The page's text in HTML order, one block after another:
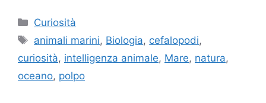
Categorie
Curiosità
Tag
animali marini, Biologia, cefalopodi,
curiosità, intelligenza animale, Mare, natura,
oceano, polpo